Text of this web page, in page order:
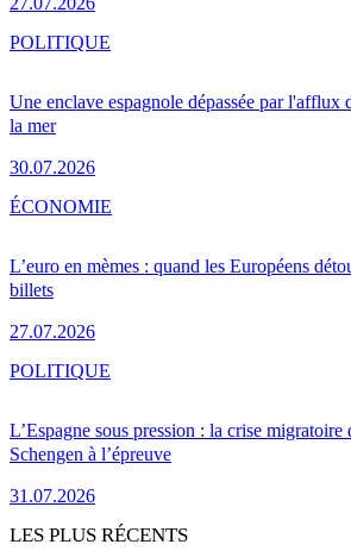
Une enclave espagnole dépassée par l'afflux
la mer
30.07.2026
POLITIQUE
L’euro en mèmes : quand les Européens
billets
27.07.2026
ÉCONOMIE
L’Espagne sous pression : la crise migratoire
Schengen à l’épreuve
31.07.2026
POLITIQUE
LES PLUS RÉCENTS